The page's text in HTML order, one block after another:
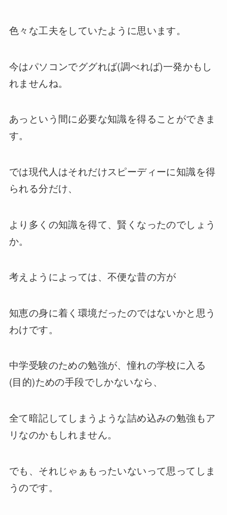
色々な工夫をしていたように思います。
今はパソコンでググれば(調べれば)一発かもし
れませんね。
あっという間に必要な知識を得ることができま
す。
では現代人はそれだけスピーディーに知識を得
られる分だけ、
より多くの知識を得て、賢くなったのでしょう
か。
考えようによっては、不便な昔の方が
知恵の身に着く環境だったのではないかと思う
わけです。
中学受験のための勉強が、憧れの学校に入る
(目的)ための手段でしかないなら、
全て暗記してしまうような詰め込みの勉強もア
リなのかもしれません。
でも、それじゃぁもったいないって思ってしま
うのです。